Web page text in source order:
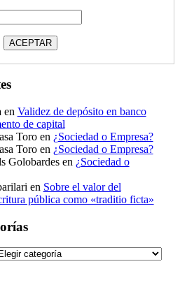
en Validez de depósito en banco
de capital
Toroen ¿Sociedad o Empresa?
Toroen ¿Sociedad o Empresa?
Golobardesen ¿Sociedad o
en Sobre el valor del
pública como «traditio ficta»